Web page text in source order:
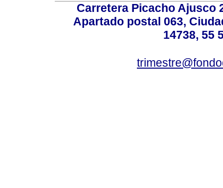
Carretera Picacho Ajusco
Apartado postal 063,
14738, 55